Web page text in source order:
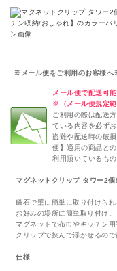
※メール便をご利用のお客様へ
メール便で配送可能
※（メール便規定範
ご利用の際は配送
ている内容を必ず
盗難や配送時の破
便】適用の商品と
利用頂いているも
マグネットクリップ タワー2個
磁石で壁に簡単に取り付けら
お好みの場所に簡単取り付け。
マグネットで布巾やキッチン用
クリップで挟んで浮かせるので
仕様